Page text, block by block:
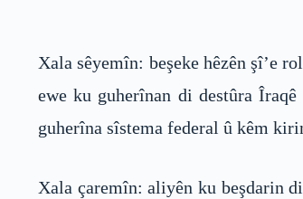
Xala sêyemîn: beşeke hêzên şî’e
ewe ku guherînan di destûra
guherîna sîstema federal û kêm
Xala çaremîn: aliyên ku beşdarin